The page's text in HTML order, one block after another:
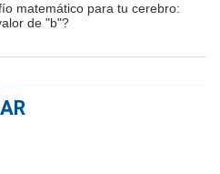
matemático para tu cerebro:
de "b"?